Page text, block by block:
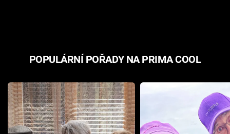
POPULÁRNÍ POŘADY NA PRIMA COOL